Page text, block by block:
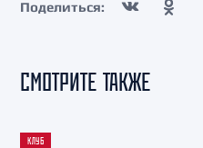
Поделиться:
СМОТРИТЕ ТАКЖЕ
КЛУБ